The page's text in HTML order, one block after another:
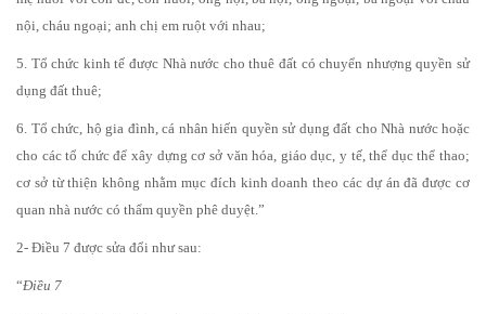
nội, cháu ngoại; anh chị em ruột với nhau;
5. Tổ chức kinh tế được Nhà nước cho thuê đất có chuyển nhượng quyền sử
dụng đất thuê;
6. Tổ chức, hộ gia đình, cá nhân hiến quyền sử dụng đất cho Nhà nước hoặc
cho các tổ chức để xây dựng cơ sở văn hóa, giáo dục, y tế, thể dục thể thao;
cơ sở từ thiện không nhằm mục đích kinh doanh theo các dự án đã được cơ
quan nhà nước có thẩm quyền phê duyệt.”
2- Điều 7 được sửa đổi như sau:
“Điều 7